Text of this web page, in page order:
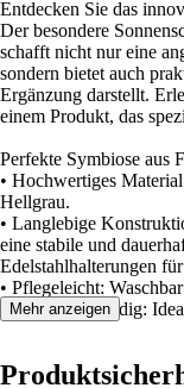
Entdecken Sie das
Der besondere
schafft nicht nur eine
sondern bietet auch
Ergänzung darstellt.
einem Produkt, das
Perfekte Symbiose aus
• Hochwertiges
Hellgrau.
• Langlebige
eine stabile und
Edelstahlhalterungen
• Pflegeleicht:
• Feuchtebeständig:
Mehr anzeigen